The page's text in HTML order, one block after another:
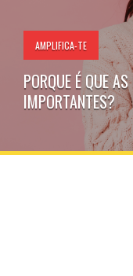
AMPLIFICA-TE
PORQUE É QUE
IMPORTANTES?